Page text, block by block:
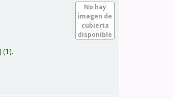
No hay
imagen de
cubierta
disponible
(1).